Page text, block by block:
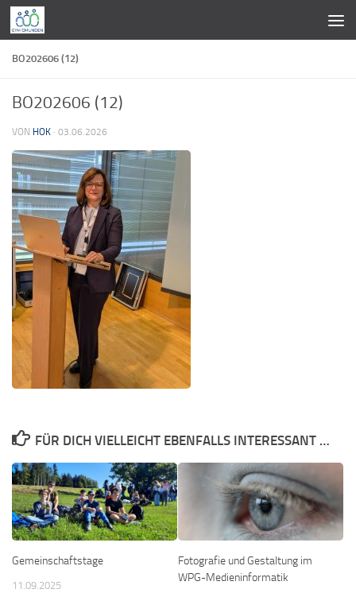
Zum Inhalt springen
BO202606 (12)
BO202606 (12)
VON HOK · 03.06.2026
FÜR DICH VIELLEICHT EBENFALLS INTERESSANT …
Gemeinschaftstage
11.09.2025
Fotografie und Gestaltung im
WPG-Medieninformatik